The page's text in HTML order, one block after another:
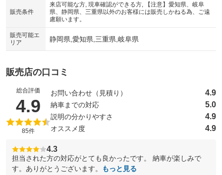
販売条件
来店可能な方, 現車確認ができる方, 【注意】愛知県、岐阜
県、静岡県、三重県以外のお客様には販売しかねる為、ご遠
慮願います。
販売可能エ
リア
静岡県,愛知県,三重県,岐阜県
販売店の口コミ
総合評価
4.9 （5点満点中）
85件
お問い合わせ（見積り） 4.9
納車までの対応 5.0
説明の分かりやすさ 4.9
オススメ度 4.9
4.3
担当された方の対応がとても良かったです。 納車が楽しみで
す。ありがとうございます。
もっと見る